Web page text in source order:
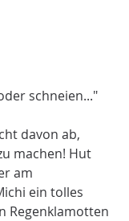
schneien..."
davon ab,
machen! Hut
am
ein tolles
Regenklamotten